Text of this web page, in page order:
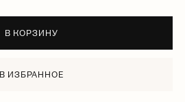
В КОРЗИНУ
В ИЗБРАННОЕ